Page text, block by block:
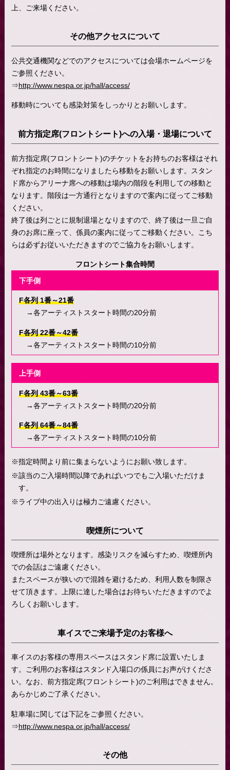
上、ご来場ください。
その他アクセスについて
公共交通機関などでのアクセスについては会場ホームページを
ご参照ください。
⇒http://www.nespa.or.jp/hall/access/
移動時についても感染対策をしっかりとお願いします。
前方指定席(フロントシート)への入場・退場について
前方指定席(フロントシート)のチケットをお持ちのお客様はそれ
ぞれ指定のお時間になりましたら移動をお願いします。スタン
ド席からアリーナ席への移動は場内の階段を利用しての移動と
なります。階段は一方通行となりますので案内に従ってご移動
ください。
終了後は列ごとに規制退場となりますので、終了後は一旦ご自
身のお席に座って、係員の案内に従ってご移動ください。こち
らは必ずお従いいただきますのでご協力をお願いします。
フロントシート集合時間
下手側
F各列 1番～21番
→各アーティストスタート時間の20分前
F各列 22番～42番
→各アーティストスタート時間の10分前
上手側
F各列 43番～63番
→各アーティストスタート時間の20分前
F各列 64番～84番
→各アーティストスタート時間の10分前
指定時間より前に集まらないようにお願い致します。
該当のご入場時間以降であればいつでもご入場いただけま
す。
ライブ中の出入りは極力ご遠慮ください。
喫煙所について
喫煙所は場外となります。感染リスクを減らすため、喫煙所内
での会話はご遠慮ください。
またスペースが狭いので混雑を避けるため、利用人数を制限さ
せて頂きます。上限に達した場合はお待ちいただきますのでよ
ろしくお願いします。
車イスでご来場予定のお客様へ
車イスのお客様の専用スペースはスタンド席に設置いたしま
す。ご利用のお客様はスタンド入場口の係員にお声がけくださ
い。なお、前方指定席(フロントシート)のご利用はできません。
あらかじめご了承ください。
駐車場に関しては下記をご参照ください。
⇒http://www.nespa.or.jp/hall/access/
その他